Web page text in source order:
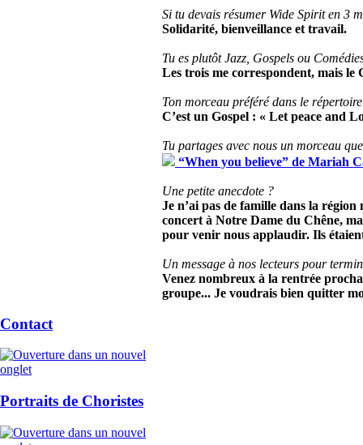
Si tu devais résumer Wide Spirit en 3
Solidarité, bienveillance et travail.
Tu es plutôt Jazz, Gospels ou
Les trois me correspondent, mais le
Ton morceau préféré dans le
C’est un Gospel : « Let peace and
Tu partages avec nous un morceau
“When you believe” de Mariah
Une petite anecdote ?
Je n’ai pas de famille dans la
concert à Notre Dame du Chêne,
pour venir nous applaudir. Ils
Un message à nos lecteurs pour
Venez nombreux à la rentrée
groupe... Je voudrais bien quitter
Contact
Portraits de Choristes